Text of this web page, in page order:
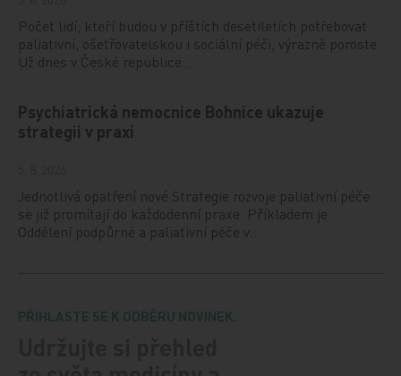
Počet lidí, kteří budou v příštích desetiletích potřebovat
paliativní, ošetřovatelskou i sociální péči, výrazně poroste.
Už dnes v České republice…
Psychiatrická nemocnice Bohnice ukazuje
strategii v praxi
Jednotlivá opatření nové Strategie rozvoje paliativní péče
se již promítají do každodenní praxe. Příkladem je
Oddělení podpůrné a paliativní péče v…
PŘIHLASTE SE K ODBĚRU NOVINEK.